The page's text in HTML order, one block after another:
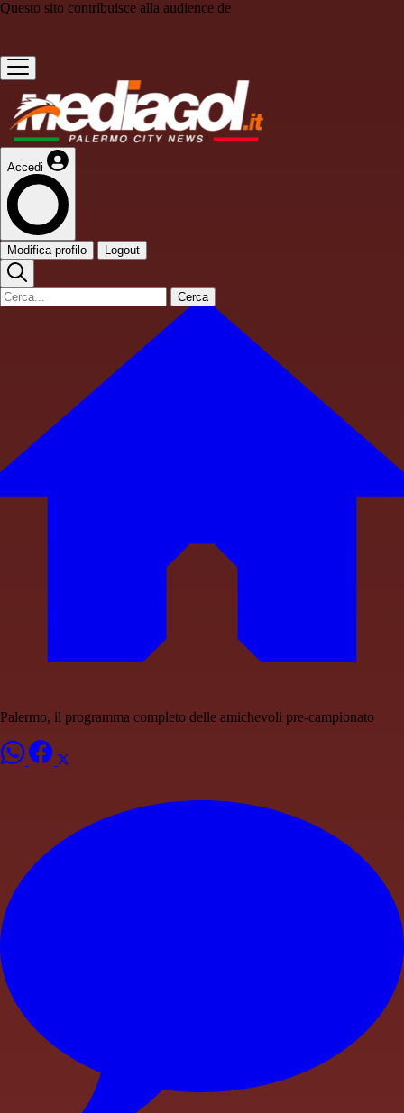
Questo sito contribuisce alla audience de
Accedi
Modifica profilo Logout
Cerca
Palermo, il programma completo delle amichevoli pre-campionato